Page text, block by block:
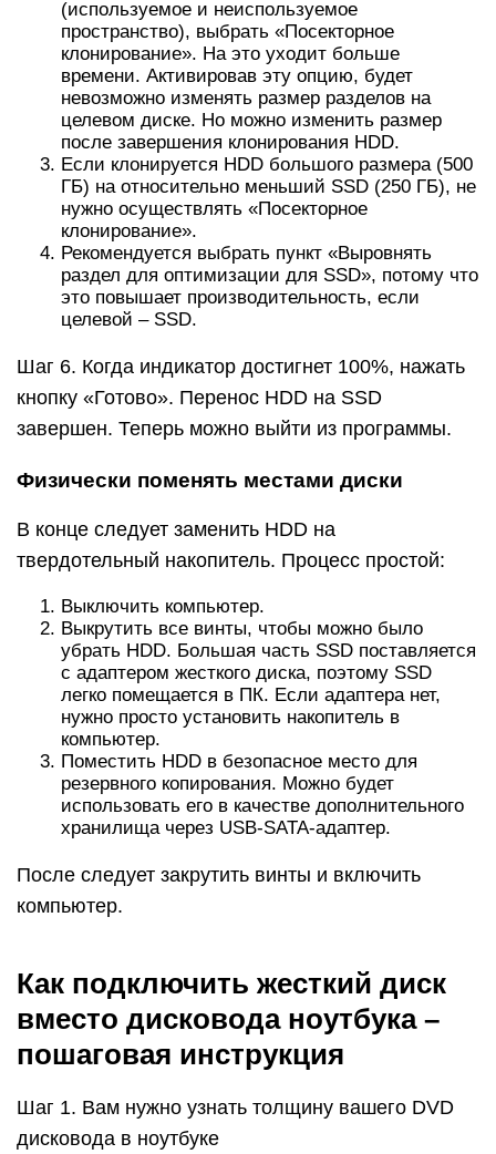
(используемое и неиспользуемое
пространство), выбрать «Посекторное
клонирование». На это уходит больше
времени. Активировав эту опцию, будет
невозможно изменять размер разделов на
целевом диске. Но можно изменить размер
после завершения клонирования HDD.
Если клонируется HDD большого размера (500
ГБ) на относительно меньший SSD (250 ГБ), не
нужно осуществлять «Посекторное
клонирование».
Рекомендуется выбрать пункт «Выровнять
раздел для оптимизации для SSD», потому что
это повышает производительность, если
целевой – SSD.
Шаг 6. Когда индикатор достигнет 100%, нажать
кнопку «Готово». Перенос HDD на SSD
завершен. Теперь можно выйти из программы.
Физически поменять местами диски
В конце следует заменить HDD на
твердотельный накопитель. Процесс простой:
Выключить компьютер.
Выкрутить все винты, чтобы можно было
убрать HDD. Большая часть SSD поставляется
с адаптером жесткого диска, поэтому SSD
легко помещается в ПК. Если адаптера нет,
нужно просто установить накопитель в
компьютер.
Поместить HDD в безопасное место для
резервного копирования. Можно будет
использовать его в качестве дополнительного
хранилища через USB-SATA-адаптер.
После следует закрутить винты и включить
компьютер.
Как подключить жесткий диск
вместо дисковода ноутбука –
пошаговая инструкция
Шаг 1. Вам нужно узнать толщину вашего DVD
дисковода в ноутбуке